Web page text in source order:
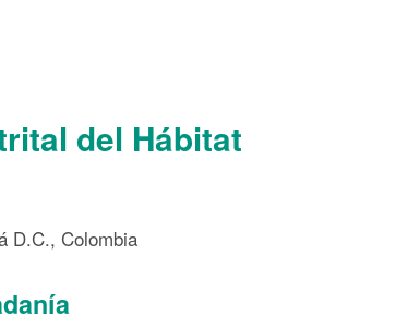
del Hábitat
D.C., Colombia